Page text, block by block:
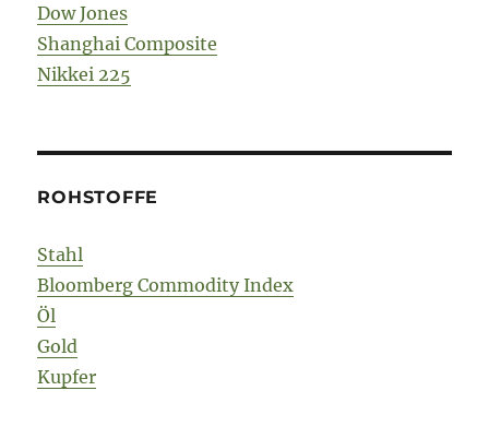
Dow Jones
Shanghai Composite
Nikkei 225
ROHSTOFFE
Stahl
Bloomberg Commodity Index
Öl
Gold
Kupfer